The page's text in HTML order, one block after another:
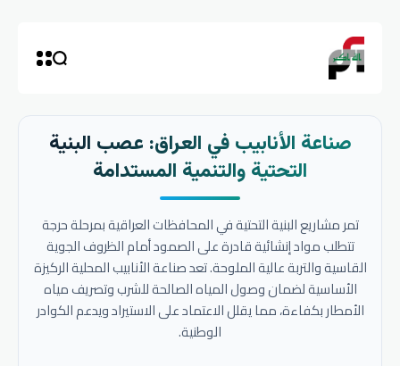
صناعة الأنابيب في العراق: عصب البنية
التحتية والتنمية المستدامة
تمر مشاريع البنية التحتية في المحافظات العراقية بمرحلة حرجة
تتطلب مواد إنشائية قادرة على الصمود أمام الظروف الجوية
القاسية والتربة عالية الملوحة. تعد صناعة الأنابيب المحلية الركيزة
الأساسية لضمان وصول المياه الصالحة للشرب وتصريف مياه
الأمطار بكفاءة، مما يقلل الاعتماد على الاستيراد ويدعم الكوادر
الوطنية.